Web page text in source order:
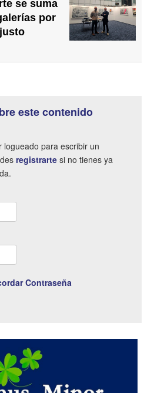
se suma
por
este contenido
logueado para escribir un
registrarte si no tienes ya
Contraseña